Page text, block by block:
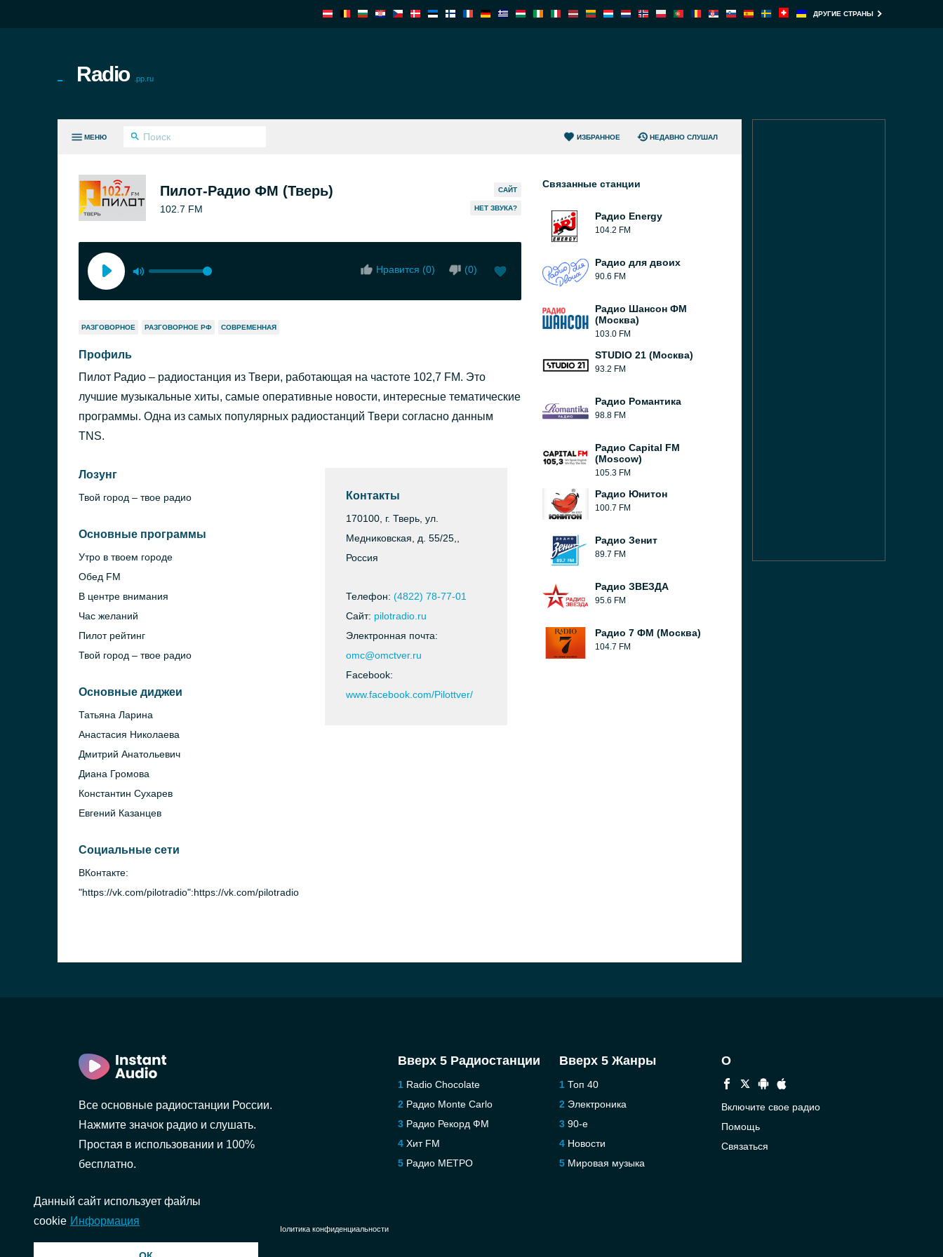
ДРУГИЕ СТРАНЫ
Radio .pp.ru
МЕНЮ ИЗБРАННОЕ НЕДАВНО СЛУШАЛ
Пилот-Радио ФМ (Тверь)
102.7 FM
САЙТ
HЕТ ЗВУКА?
Нравится (0) (0)
РАЗГОВОРНОЕ РАЗГОВОРНОЕ РФ СОВРЕМЕННАЯ
Профиль
Пилот Радио – радиостанция из Твери, работающая на частоте 102,7 FM. Это
лучшие музыкальные хиты, самые оперативные новости, интересные тематические
программы. Одна из самых популярных радиостанций Твери согласно данным
TNS.
Лозунг
Твой город – твое радио
Основные программы
Утро в твоем городе
Обед FM
В центре внимания
Час желаний
Пилот рейтинг
Твой город – твое радио
Основные диджеи
Татьяна Ларина
Анастасия Николаева
Дмитрий Анатольевич
Диана Громова
Константин Сухарев
Евгений Казанцев
Социальные сети
ВКонтакте:
"https://vk.com/pilotradio":https://vk.com/pilotradio
Контакты
170100, г. Тверь, ул.
Медниковская, д. 55/25,,
Россия
Телефон: (4822) 78-77-01
Сайт: pilotradio.ru
Электронная почта:
omc@omctver.ru
Facebook:
www.facebook.com/Pilottver/
Связанные станции
Радио Energy
104.2 FM
Радио для двоих
90.6 FM
Радио Шансон ФМ
(Москва)
103.0 FM
STUDIO 21 (Москва)
93.2 FM
Радио Романтика
98.8 FM
Радио Capital FM
(Moscow)
105.3 FM
Радио Юнитон
100.7 FM
Радио Зенит
89.7 FM
Радио ЗВЕЗДА
95.6 FM
Радио 7 ФМ (Москва)
104.7 FM
Все основные радиостанции России.
Нажмите значок радио и слушать.
Простая в использовании и 100%
бесплатно.
Вверх 5 Радиостанции
Radio Chocolate
Радио Monte Carlo
Радио Рекорд ФМ
Хит FM
Радио МЕТРО
Вверх 5 Жанры
Топ 40
Электроника
90-е
Новости
Мировая музыка
О
Включите свое радио
Помощь
Связаться
© 2026 InstantAudio. Все права защищены. ・ Политика конфиденциальности
Данный сайт использует файлы
cookie Информация